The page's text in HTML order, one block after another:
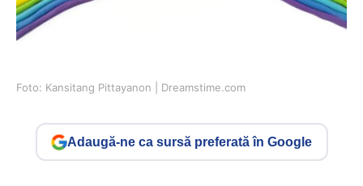
Foto: Kansitang Pittayanon | Dreamstime.com
Adaugă-ne ca sursă preferată în Google